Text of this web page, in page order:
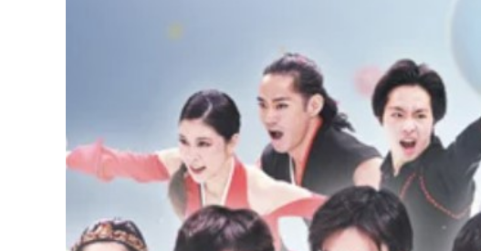
眠していたコクワガタ全員が目覚め
ました!! 2025年2月17日 冬眠して
いたコクワガタ♂が目覚めました!!
昆虫ゼリーを吸って ...